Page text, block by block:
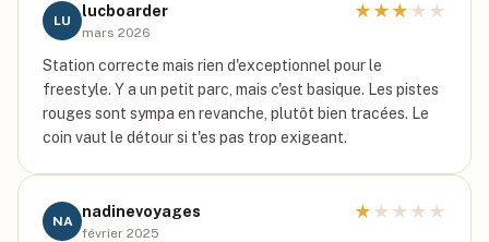
LU
lucboarder
mars 2026
★ ★ ★ ★ ★
Station correcte mais rien d'exceptionnel pour le
freestyle. Y a un petit parc, mais c'est basique. Les pistes
rouges sont sympa en revanche, plutôt bien tracées. Le
coin vaut le détour si t'es pas trop exigeant.
NA
nadinevoyages
février 2025
★ ★ ★ ★ ★